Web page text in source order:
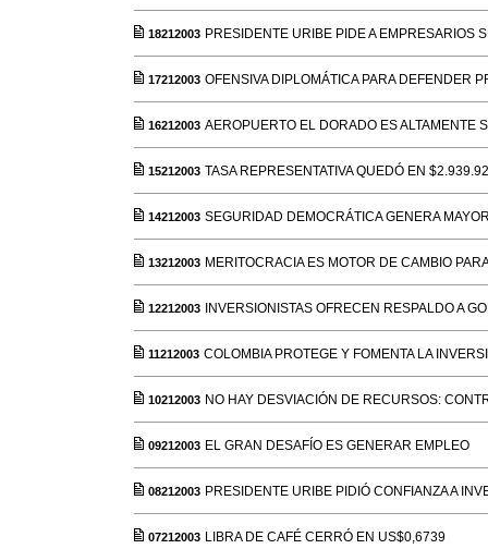
18212003 PRESIDENTE URIBE PIDE A EMPRESARIOS
17212003 OFENSIVA DIPLOMÁTICA PARA DEFENDER
16212003 AEROPUERTO EL DORADO ES ALTAMENTE
15212003 TASA REPRESENTATIVA QUEDÓ EN $2.939.92
14212003 SEGURIDAD DEMOCRÁTICA GENERA
13212003 MERITOCRACIA ES MOTOR DE CAMBIO
12212003 INVERSIONISTAS OFRECEN RESPALDO A
11212003 COLOMBIA PROTEGE Y FOMENTA LA
10212003 NO HAY DESVIACIÓN DE RECURSOS:
09212003 EL GRAN DESAFÍO ES GENERAR EMPLEO
08212003 PRESIDENTE URIBE PIDIÓ CONFIANZA A
07212003 LIBRA DE CAFÉ CERRÓ EN US$0,6739